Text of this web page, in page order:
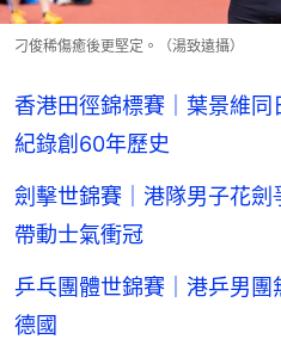
刁俊稀傷癒後更堅定。（湯致遠攝）
香港田徑錦標賽｜葉景維
紀錄創60年歷史
劍擊世錦賽｜港隊男子花
帶動士氣衝冠
乒乓團體世錦賽｜港乒男
德國